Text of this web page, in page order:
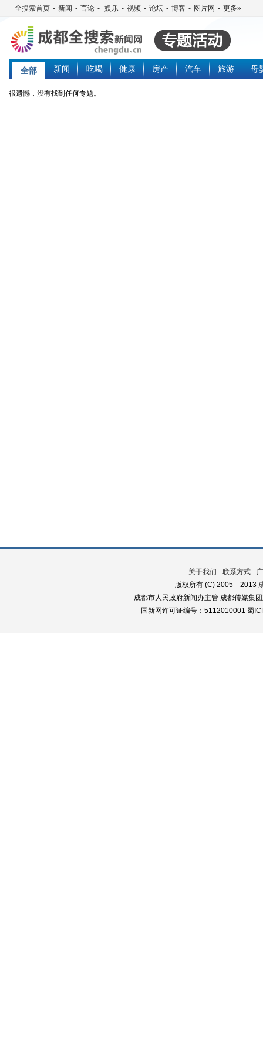
全搜索首页 - 新闻 - 言论 - 娱乐 - 视频 - 论坛 - 博客 - 图片网 - 更多»
全部 新闻 吃喝 健康 房产 汽车 旅游 母
很遗憾，没有找到任何专题。
关于我们 - 联系方式 -
版权所有 (C) 2005—2013
成都市人民政府新闻办主管 成都传媒集
国新网许可证编号：5112010001 蜀